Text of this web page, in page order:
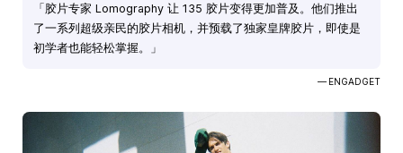
「胶片专家 Lomography 让 135 胶片变得更加普及。他们推出
了一系列超级亲民的胶片相机，并预载了独家皇牌胶片，即使是
初学者也能轻松掌握。」
— ENGADGET